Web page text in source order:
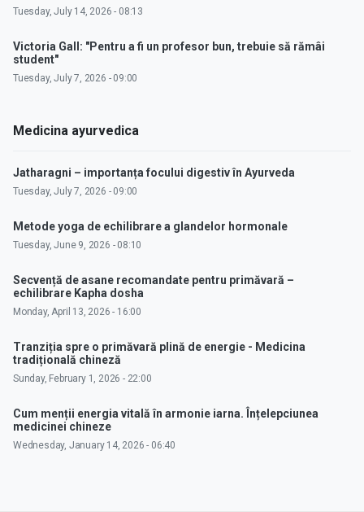
Tuesday, July 14, 2026 - 08:13
Victoria Gall: "Pentru a fi un profesor bun, trebuie să rămâi
student"
Tuesday, July 7, 2026 - 09:00
Medicina ayurvedica
Jatharagni – importanța focului digestiv în Ayurveda
Tuesday, July 7, 2026 - 09:00
Metode yoga de echilibrare a glandelor hormonale
Tuesday, June 9, 2026 - 08:10
Secvență de asane recomandate pentru primăvară –
echilibrare Kapha dosha
Monday, April 13, 2026 - 16:00
Tranziția spre o primăvară plină de energie - Medicina
tradițională chineză
Sunday, February 1, 2026 - 22:00
Cum menții energia vitală în armonie iarna. Înțelepciunea
medicinei chineze
Wednesday, January 14, 2026 - 06:40